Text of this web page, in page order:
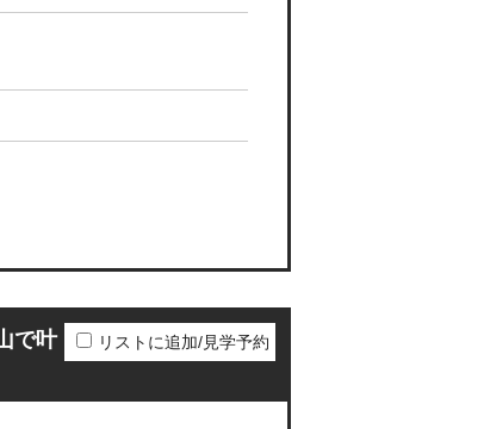
で叶
リストに追加/見学予約